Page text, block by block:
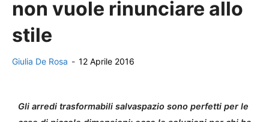
non vuole rinunciare allo
stile
Giulia De Rosa - 12 Aprile 2016
Gli arredi trasformabili salvaspazio sono perfetti per le